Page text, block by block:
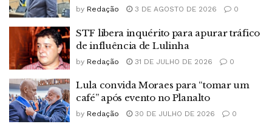
by Redação 3 DE AGOSTO DE 2026 0
STF libera inquérito para apurar tráfico
de influência de Lulinha
by Redação 31 DE JULHO DE 2026 0
Lula convida Moraes para “tomar um
café” após evento no Planalto
by Redação 30 DE JULHO DE 2026 0